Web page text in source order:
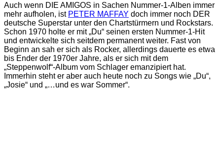
Auch wenn DIE AMIGOS in Sachen Nummer-1-Alben immer
mehr aufholen, ist PETER MAFFAY doch immer noch DER
deutsche Superstar unter den Chartstürmern und Rockstars.
Schon 1970 holte er mit „Du“ seinen ersten Nummer-1-Hit
und entwickelte sich seitdem permanent weiter. Fast von
Beginn an sah er sich als Rocker, allerdings dauerte es etwa
bis Ender der 1970er Jahre, als er sich mit dem
„Steppenwolf“-Album vom Schlager emanzipiert hat.
Immerhin steht er aber auch heute noch zu Songs wie „Du“,
„Josie“ und „…und es war Sommer“.